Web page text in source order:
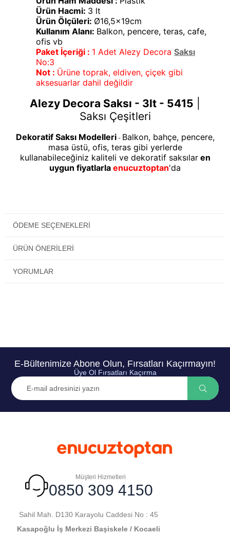
Ürün Hacmi: 3 lt
Ürün Ölçüleri: Ø16,5x19cm
Kullanım Alanı: Balkon, pencere, teras, cafe,
ofis vb
Paket İçeriği : 1 Adet Alezy Decora Saksı
No:3
Not : Ürüne toprak, eldiven, çiçek gibi
aksesuarlar dahil değildir
Alezy Decora Saksı - 3lt - 5415
Saksı Çeşitleri
Dekoratif Saksı Modelleri- Balkon, bahçe, pencere,
masa üstü, ofis, teras gibi yerlerde
kullanabileceğiniz kaliteli ve dekoratif saksılaren
uygun fiyatlarla enucuztoptan'da
ÖDEME SEÇENEKLERI
ÜRÜN ÖNERILERI
YORUMLAR
E-Bültenimize Abone Olun, Fırsatları Kaçırmayın!
Üye Ol Fırsatları Kaçırma
Müşteri Hizmetleri
0850 309 4150
Sahil Mah. D130 Karayolu Caddesi No : 45
Kasapoğlu İş Merkezi Başiskele / Kocaeli